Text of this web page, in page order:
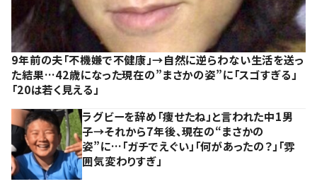
9年前の夫「不機嫌で不健康」→自然に逆らわない生活を送っ
た結果…42歳になった現在の”まさかの姿”に「スゴすぎる」
「20は若く見える」
ラグビーを辞め「痩せたね」と言われた中1男
子→それから7年後、現在の“まさかの
姿”に…「ガチでえぐい」「何があったの？」「雰
囲気変わりすぎ」